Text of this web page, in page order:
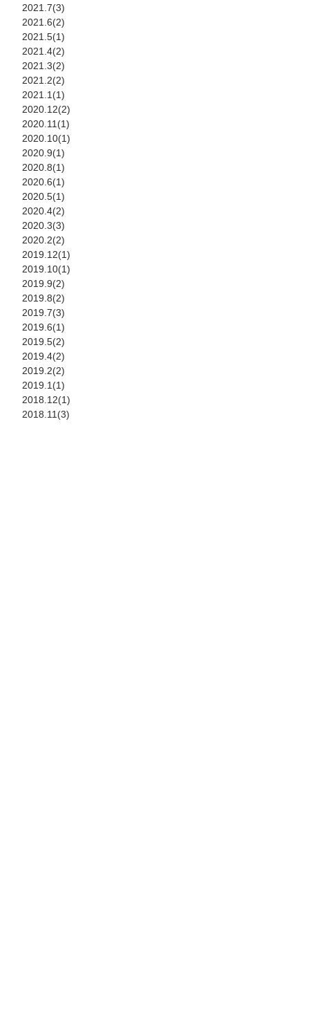
2021.7(3)
2021.6(2)
2021.5(1)
2021.4(2)
2021.3(2)
2021.2(2)
2021.1(1)
2020.12(2)
2020.11(1)
2020.10(1)
2020.9(1)
2020.8(1)
2020.6(1)
2020.5(1)
2020.4(2)
2020.3(3)
2020.2(2)
2019.12(1)
2019.10(1)
2019.9(2)
2019.8(2)
2019.7(3)
2019.6(1)
2019.5(2)
2019.4(2)
2019.2(2)
2019.1(1)
2018.12(1)
2018.11(3)